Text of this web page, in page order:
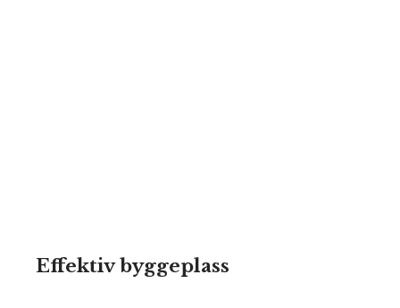
Effektiv byggeplass